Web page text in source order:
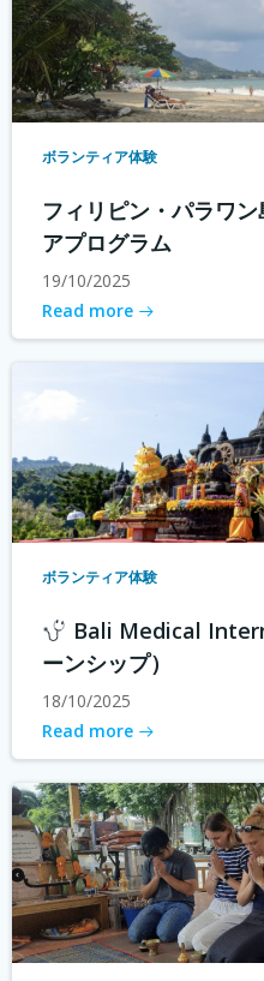
ボランティア体験
フィリピン・パラワ
アプログラム
19/10/2025
Read more
ボランティア体験
Bali Medical
ーンシップ）
18/10/2025
Read more